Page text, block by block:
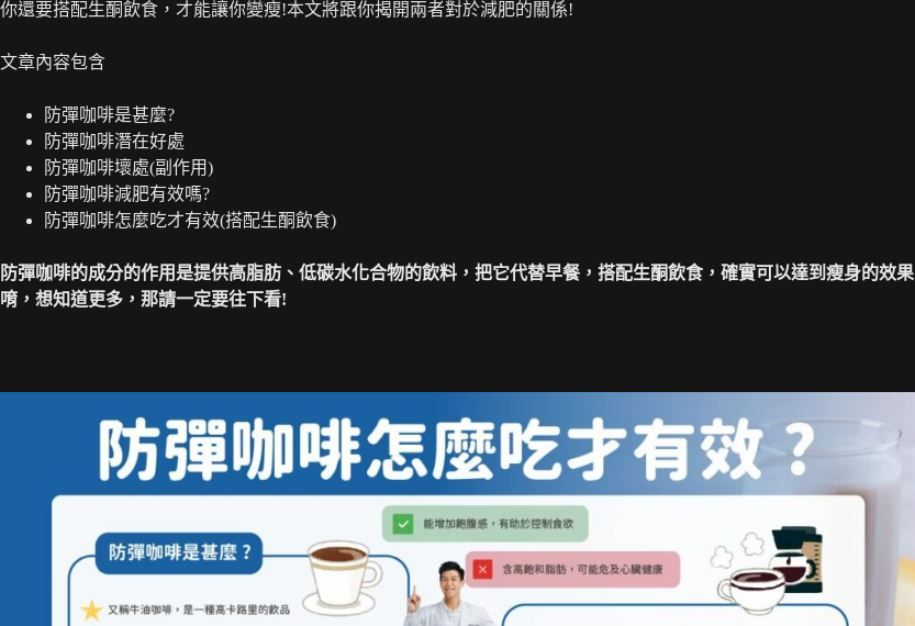
你還要搭配生酮飲食，才能讓你變瘦!本文將跟你揭開兩者對於減肥的關係!
文章內容包含
防彈咖啡是甚麼?
防彈咖啡潛在好處
防彈咖啡壞處(副作用)
防彈咖啡減肥有效嗎?
防彈咖啡怎麼吃才有效(搭配生酮飲食)
防彈咖啡的成分的作用是提供高脂肪、低碳水化合物的飲料，把它代替早餐，搭配生酮飲食，確實可以達到瘦身的效果
唷，想知道更多，那請一定要往下看!